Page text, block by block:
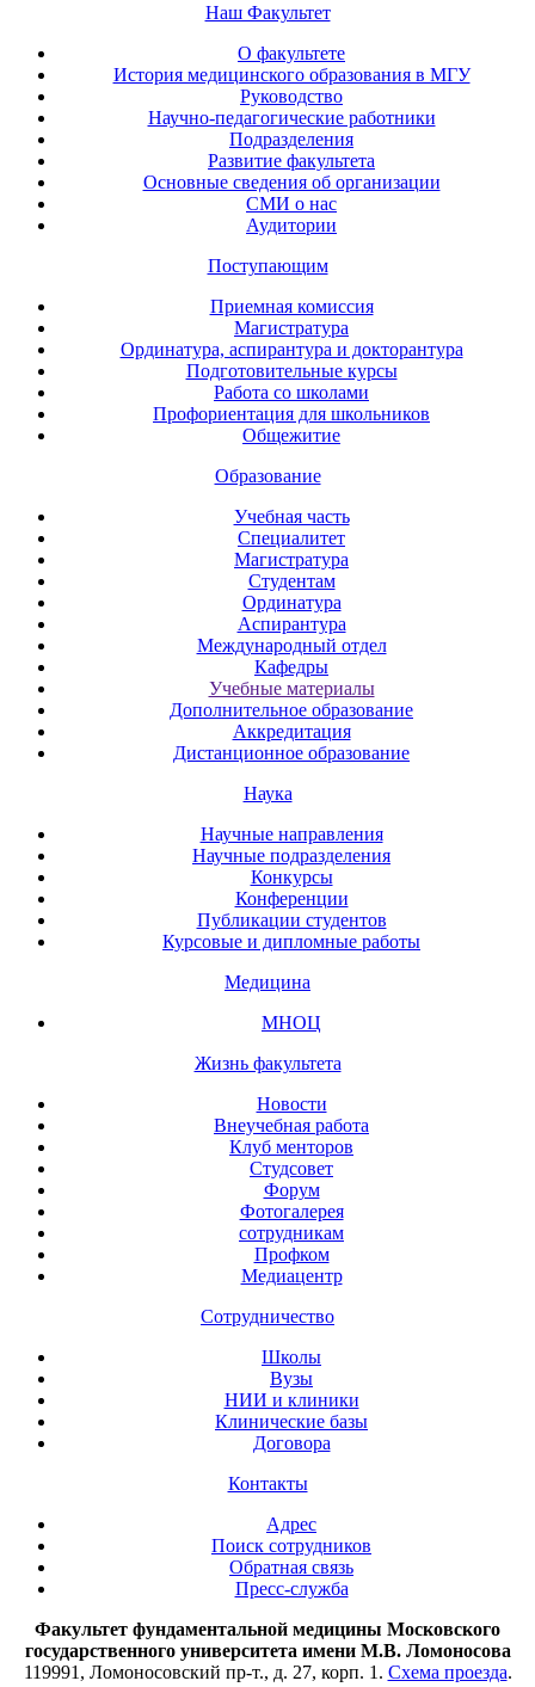
Наш Факультет
О факультете
История медицинского образования в МГУ
Руководство
Научно-педагогические работники
Подразделения
Развитие факультета
Основные сведения об организации
СМИ о нас
Аудитории
Поступающим
Приемная комиссия
Магистратура
Ординатура, аспирантура и докторантура
Подготовительные курсы
Работа со школами
Профориентация для школьников
Общежитие
Образование
Учебная часть
Специалитет
Магистратура
Студентам
Ординатура
Аспирантура
Международный отдел
Кафедры
Учебные материалы
Дополнительное образование
Аккредитация
Дистанционное образование
Наука
Научные направления
Научные подразделения
Конкурсы
Конференции
Публикации студентов
Курсовые и дипломные работы
Медицина
МНОЦ
Жизнь факультета
Новости
Внеучебная работа
Клуб менторов
Студсовет
Форум
Фотогалерея
сотрудникам
Профком
Медиацентр
Сотрудничество
Школы
Вузы
НИИ и клиники
Клинические базы
Договора
Контакты
Адрес
Поиск сотрудников
Обратная связь
Пресс-служба
Факультет фундаментальной медицины Московского
государственного университета имени М.В. Ломоносова
119991, Ломоносовский пр-т., д. 27, корп. 1. Схема проезда.